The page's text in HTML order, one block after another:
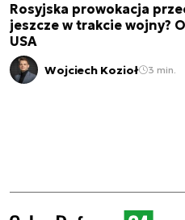
Rosyjska prowokacja
jeszcze w trakcie wojny?
USA
Wojciech Kozioł 3 min.